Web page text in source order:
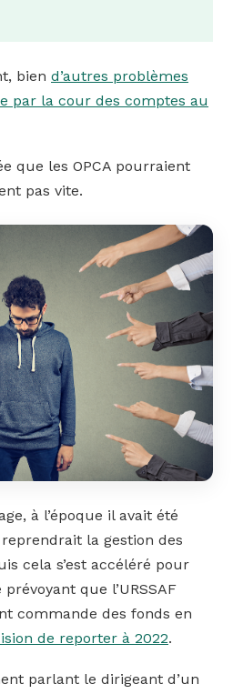
bien d’autres problèmes
par la cour des comptes au
que les OPCA pourraient
pas vite.
à l’époque il avait été
reprendrait la gestion des
cela s’est accéléré pour
que l’URSSAF
commande des fonds en
de reporter à 2022.
parlant le dirigeant d’un